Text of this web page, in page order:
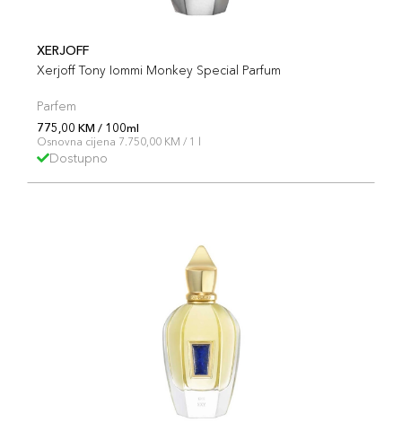
XERJOFF
Xerjoff Tony Iommi Monkey Special Parfum
Parfem
775,00 KM / 100ml
Osnovna cijena 7.750,00 KM / 1 l
Dostupno